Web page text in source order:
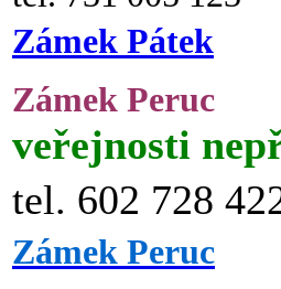
Zámek Pátek
Zámek Peruc
veřejnosti
tel. 602 728
Zámek Peruc